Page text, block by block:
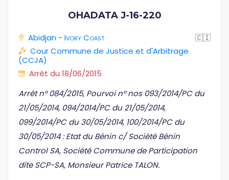
OHADATA J-16-220
Abidjan - Ivory Coast
🇨🇮
Cour Commune de Justice et d'Arbitrage
(CCJA)
Arrêt du 18/06/2015
Arrêt n° 084/2015, Pourvoi n° nos 093/2014/PC du
21/05/2014, 094/2014/PC du 21/05/2014,
099/2014/PC du 30/05/2014, 100/2014/PC du
30/05/2014 : Etat du Bénin c/ Société Bénin
Control SA, Société Commune de Participation
dite SCP-SA, Monsieur Patrice TALON.